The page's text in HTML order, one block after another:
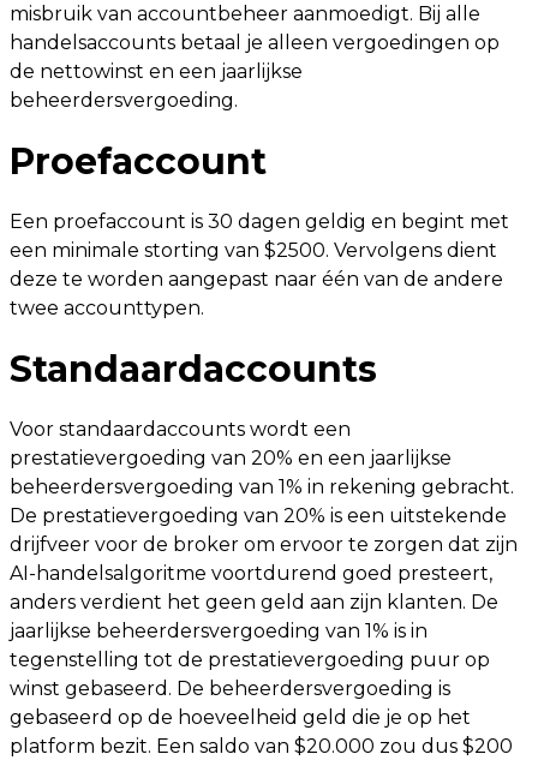
misbruik van accountbeheer aanmoedigt. Bij alle
handelsaccounts betaal je alleen vergoedingen op
de nettowinst en een jaarlijkse
beheerdersvergoeding.
Proefaccount
Een proefaccount is 30 dagen geldig en begint met
een minimale storting van $2500. Vervolgens dient
deze te worden aangepast naar één van de andere
twee accounttypen.
Standaardaccounts
Voor standaardaccounts wordt een
prestatievergoeding van 20% en een jaarlijkse
beheerdersvergoeding van 1% in rekening gebracht.
De prestatievergoeding van 20% is een uitstekende
drijfveer voor de broker om ervoor te zorgen dat zijn
AI-handelsalgoritme voortdurend goed presteert,
anders verdient het geen geld aan zijn klanten. De
jaarlijkse beheerdersvergoeding van 1% is in
tegenstelling tot de prestatievergoeding puur op
winst gebaseerd. De beheerdersvergoeding is
gebaseerd op de hoeveelheid geld die je op het
platform bezit. Een saldo van $20.000 zou dus $200